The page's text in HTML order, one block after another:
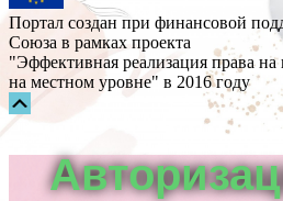
Портал создан при финансовой
Союза в рамках проекта
"Эффективная реализация права
на местном уровне" в 2016 году